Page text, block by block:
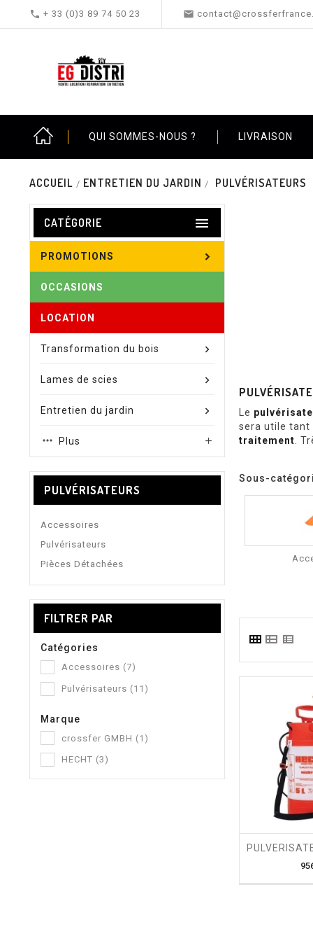
 + 33 (0)3 89 74 50 23 
QUI SOMMES-NOUS ? LIVRAISON
ACCUEIL ENTRETIEN DU JARDIN PULVÉRISATEURS
CATÉGORIE 
PROMOTIONS
OCCASIONS
LOCATION
Transformation du bois
Lames de scies
Entretien du jardin
Plus 
PULVÉRISATEURS
Accessoires
Pulvérisateurs
Pièces Détachées
FILTRER PAR
Catégories
Accessoires (7)
Pulvérisateurs (11)
Marque
crossfer GMBH (1)
HECHT (3)
Le
sera utile tant
traitement .
Sous-